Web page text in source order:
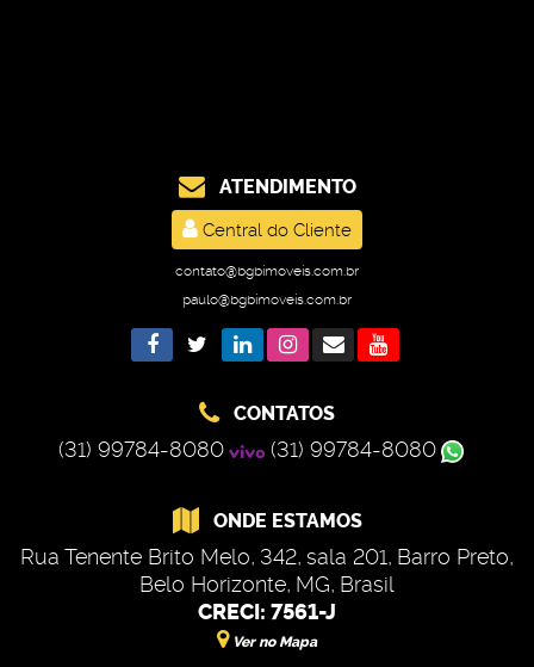
ATENDIMENTO
Central do Cliente
contato@bgbimoveis.com.br
paulo@bgbimoveis.com.br
CONTATOS
(31) 99784-8080 (31) 99784-8080
ONDE ESTAMOS
Rua Tenente Brito Melo, 342, sala 201, Barro Preto,
Belo Horizonte, MG, Brasil
CRECI: 7561-J
Ver no Mapa